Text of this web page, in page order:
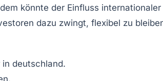
könnte der Einfluss
dazu zwingt, flexibel zu